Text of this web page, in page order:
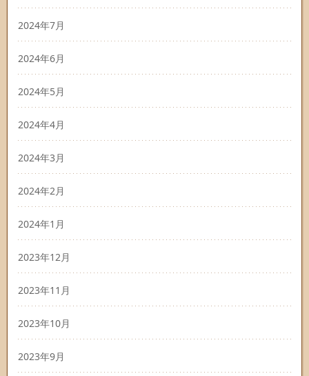
2024年7月
2024年6月
2024年5月
2024年4月
2024年3月
2024年2月
2024年1月
2023年12月
2023年11月
2023年10月
2023年9月